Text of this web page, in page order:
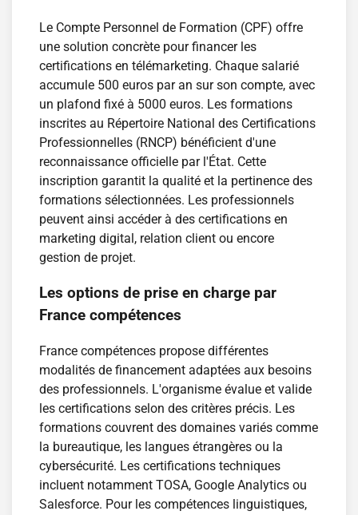
Le Compte Personnel de Formation (CPF) offre
une solution concrète pour financer les
certifications en télémarketing. Chaque salarié
accumule 500 euros par an sur son compte, avec
un plafond fixé à 5000 euros. Les formations
inscrites au Répertoire National des Certifications
Professionnelles (RNCP) bénéficient d'une
reconnaissance officielle par l'État. Cette
inscription garantit la qualité et la pertinence des
formations sélectionnées. Les professionnels
peuvent ainsi accéder à des certifications en
marketing digital, relation client ou encore
gestion de projet.
Les options de prise en charge par
France compétences
France compétences propose différentes
modalités de financement adaptées aux besoins
des professionnels. L'organisme évalue et valide
les certifications selon des critères précis. Les
formations couvrent des domaines variés comme
la bureautique, les langues étrangères ou la
cybersécurité. Les certifications techniques
incluent notamment TOSA, Google Analytics ou
Salesforce. Pour les compétences linguistiques,